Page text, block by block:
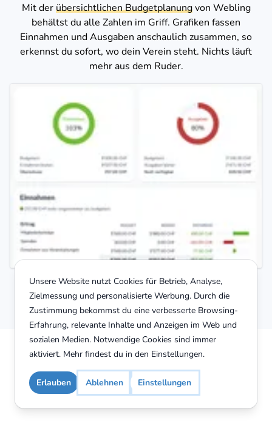
Mit derübersichtlichen Budgetplanungvon Webling
behältst du alle Zahlen im Griff. Grafiken fassen
Einnahmen und Ausgaben anschaulich zusammen, so
erkennst du sofort, wo dein Verein steht. Nichts läuft
mehr aus dem Ruder.
Unsere Website nutzt Cookies für Betrieb, Analyse,
Zielmessung und personalisierte Werbung. Durch die
Zustimmung bekommst du eine verbesserte Browsing-
Erfahrung, relevante Inhalte und Anzeigen im Web und
sozialen Medien. Notwendige Cookies sind immer
aktiviert. Mehr findest du in den Einstellungen.
Erlauben Ablehnen Einstellungen